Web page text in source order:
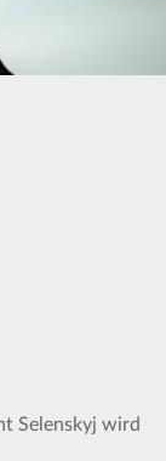
Selenskyj wird